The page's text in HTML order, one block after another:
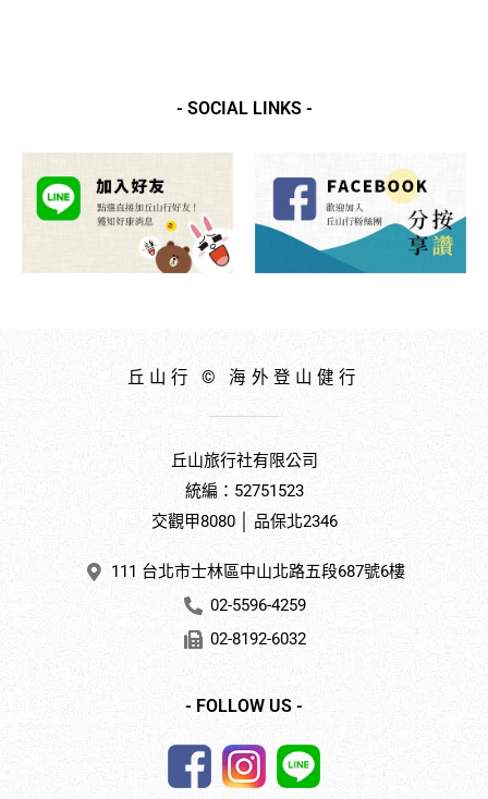
- SOCIAL LINKS -
丘山行 © 海外登山健行
丘山旅行社有限公司
統編：52751523
交觀甲8080 │ 品保北2346
111 台北市士林區中山北路五段687號6樓
02-5596-4259
02-8192-6032
- FOLLOW US -